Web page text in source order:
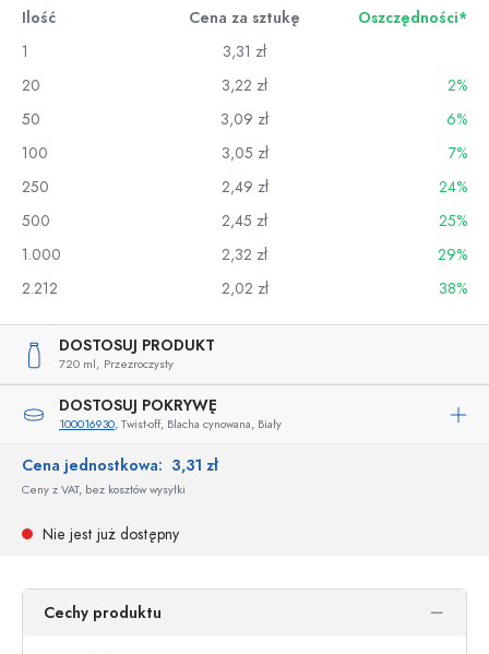
Ilość Cena za sztukę
Oszczędności*
1
3,31 zł
20
3,22 zł
2%
50
3,09 zł
6%
100
3,05 zł
7%
250
2,49 zł
24%
500
2,45 zł
25%
1.000
2,32 zł
29%
2.212
2,02 zł 38%
DOSTOSUJ PRODUKT
720 ml, Przezroczysty
DOSTOSUJ POKRYWĘ
100016930, Twist-off, Blacha cynowana, Biały
Cena jednostkowa: 3,31 zł
Ceny z VAT, bez kosztów wysyłki
Nie jest już dostępny
Cechy produktu